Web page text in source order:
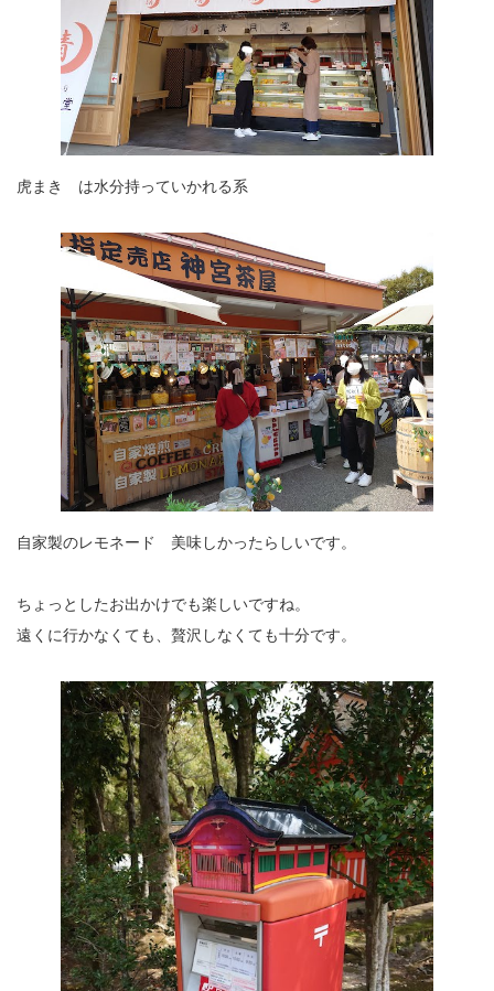
虎まき は水分持っていかれる系
自家製のレモネード 美味しかったらしいです。
ちょっとしたお出かけでも楽しいですね。
遠くに行かなくても、贅沢しなくても十分です。